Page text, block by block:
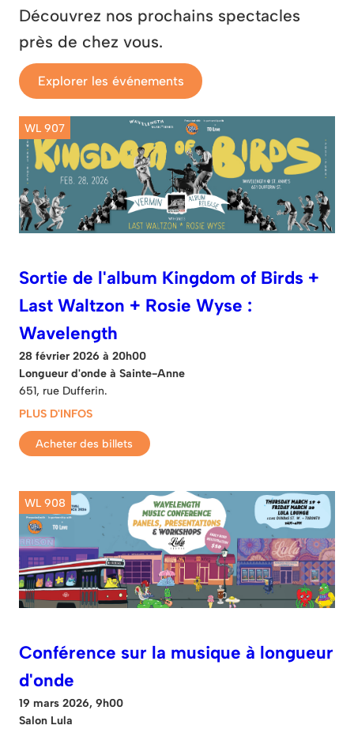
Découvrez nos prochains spectacles
près de chez vous.
Explorer les événements
WL 907
Sortie de l'album Kingdom of Birds +
Last Waltzon + Rosie Wyse :
Wavelength
28 février 2026 à 20h00
Longueur d'onde à Sainte-Anne
651, rue Dufferin.
PLUS D'INFOS
Acheter des billets
WL 908
Conférence sur la musique à longueur
d'onde
19 mars 2026, 9h00
Salon Lula